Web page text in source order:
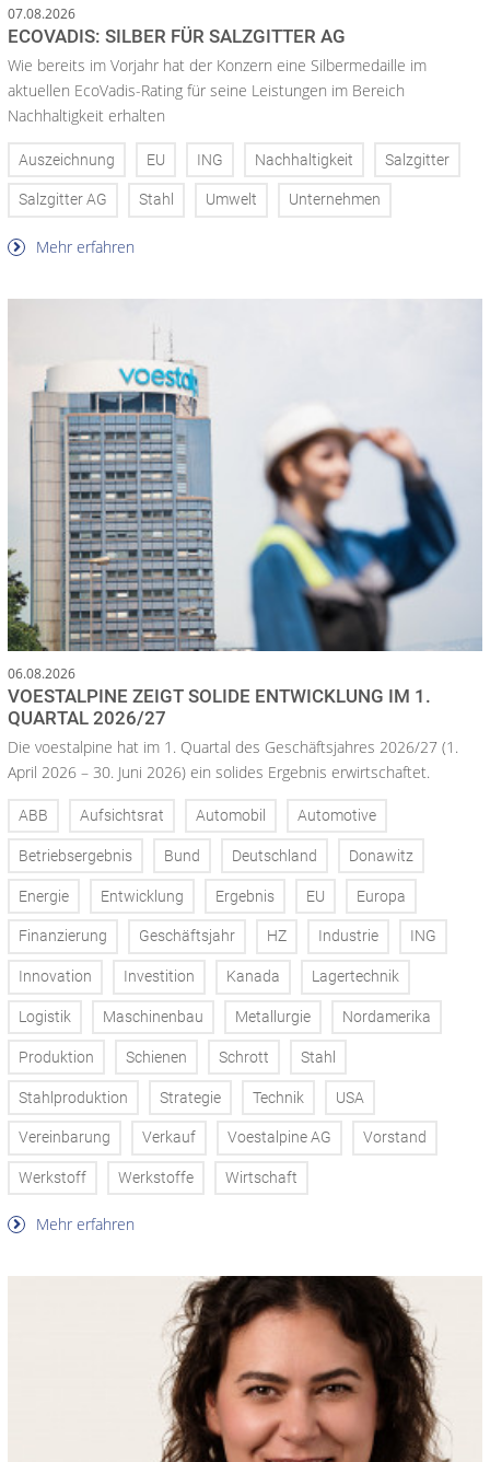
07.08.2026
ECOVADIS: SILBER FÜR SALZGITTER AG
Wie bereits im Vorjahr hat der Konzern eine Silbermedaille im
aktuellen EcoVadis-Rating für seine Leistungen im Bereich
Nachhaltigkeit erhalten
Auszeichnung EU ING Nachhaltigkeit Salzgitter
Salzgitter AG Stahl Umwelt Unternehmen
Mehr erfahren
06.08.2026
VOESTALPINE ZEIGT SOLIDE ENTWICKLUNG IM 1.
QUARTAL 2026/27
Die voestalpine hat im 1. Quartal des Geschäftsjahres 2026/27 (1.
April 2026 – 30. Juni 2026) ein solides Ergebnis erwirtschaftet.
ABB Aufsichtsrat Automobil Automotive
Betriebsergebnis Bund Deutschland Donawitz
Energie Entwicklung Ergebnis EU Europa
Finanzierung Geschäftsjahr HZ Industrie ING
Innovation Investition Kanada Lagertechnik
Logistik Maschinenbau Metallurgie Nordamerika
Produktion Schienen Schrott Stahl
Stahlproduktion Strategie Technik USA
Vereinbarung Verkauf Voestalpine AG Vorstand
Werkstoff Werkstoffe Wirtschaft
Mehr erfahren